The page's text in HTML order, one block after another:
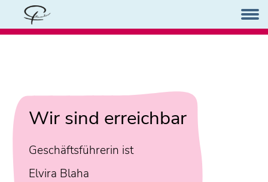
Wir sind erreichbar
Geschäftsführerin ist
Elvira Blaha